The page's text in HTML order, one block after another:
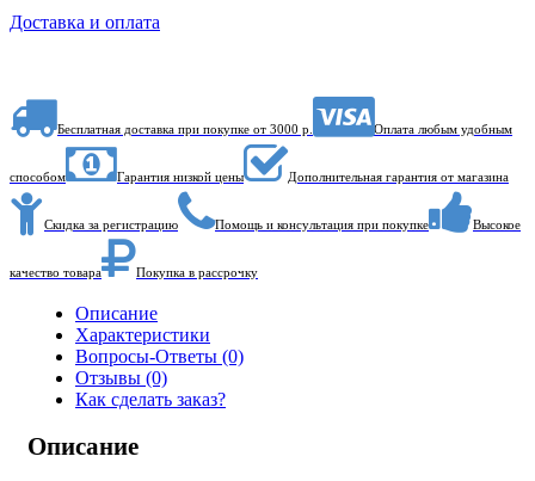
Доставка и оплата
Бесплатная доставка при покупке от 3000 р. Оплата любым удобным
способом Гарантия низкой цены Дополнительная гарантия от магазина
Скидка за регистрацию Помощь и консультация при покупке Высокое
качество товара Покупка в рассрочку
Описание
Характеристики
Вопросы-Ответы (0)
Отзывы (0)
Как сделать заказ?
Описание